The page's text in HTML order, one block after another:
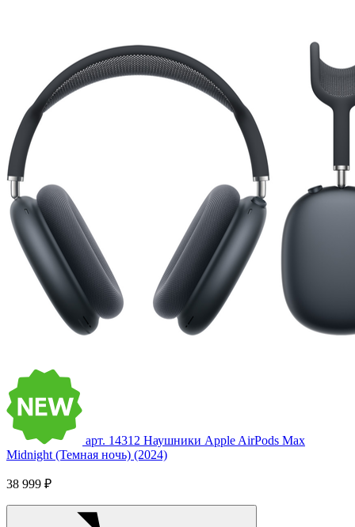
арт. 14312 Наушники Apple AirPods Max
Midnight (Темная ночь) (2024)
38 999 ₽